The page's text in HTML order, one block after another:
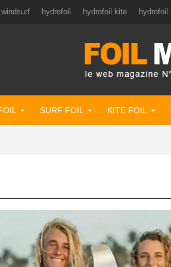
hydrofoil hydrofoil kite hydrofoil
SURF FOIL KITE FOIL